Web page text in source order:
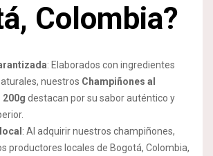
Colombia?
: Elaborados con ingredientes
nuestros Champiñones al
destacan por su sabor auténtico y
: Al adquirir nuestros champiñones,
productores locales de Bogotá, Colombia,